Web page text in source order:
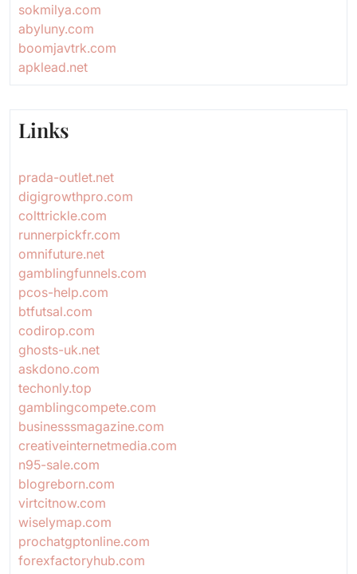
sokmilya.com
abyluny.com
boomjavtrk.com
apklead.net
Links
prada-outlet.net
digigrowthpro.com
colttrickle.com
runnerpickfr.com
omnifuture.net
gamblingfunnels.com
pcos-help.com
btfutsal.com
codirop.com
ghosts-uk.net
askdono.com
techonly.top
gamblingcompete.com
businesssmagazine.com
creativeinternetmedia.com
n95-sale.com
blogreborn.com
virtcitnow.com
wiselymap.com
prochatgptonline.com
forexfactoryhub.com